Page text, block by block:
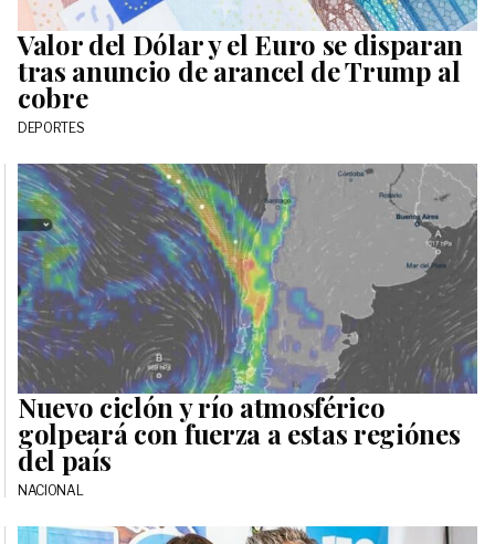
Valor del Dólar y el Euro se disparan
tras anuncio de arancel de Trump al
cobre
DEPORTES
Nuevo ciclón y río atmosférico
golpeará con fuerza a estas regiónes
del país
NACIONAL